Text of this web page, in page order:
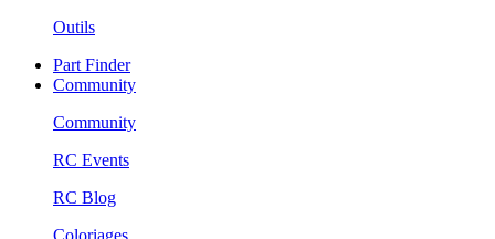
Outils
Part Finder
Community
Community
RC Events
RC Blog
Coloriages